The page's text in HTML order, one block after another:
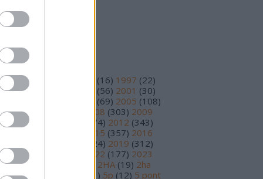
( 11) (16) 1997 (22)
(14) (56) 2001 (30)
(69) 2005 (108)
(195 2008 (303) 2009
2010 374) 2012 (343)
2015 (357) 2016
324) 2019 (312)
( 199 2022 (177) 2023
) 2024 2HA (19) 2ha
) 3 pont ) 5p (12) 5 pont